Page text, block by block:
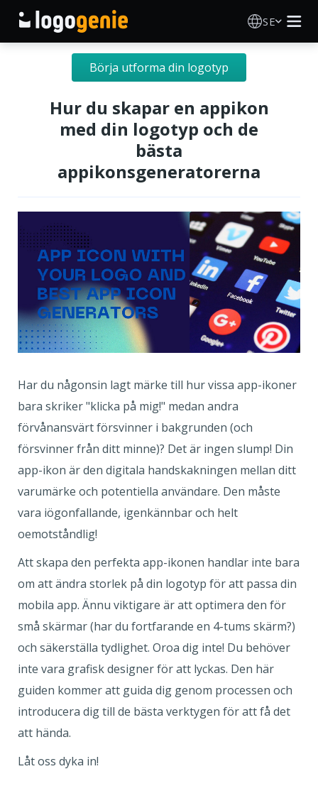
SE
Skapa Logotyp
AI logotypgenerator
Logotypidéer
Tryckta produkter
Blogg
LOGGA IN
Börja utforma din logotyp
Hur du skapar en appikon
med din logotyp och de
bästa
appikonsgeneratorerna
Har du någonsin lagt märke till hur vissa app-ikoner
bara skriker "klicka på mig!" medan andra
förvånansvärt försvinner i bakgrunden (och
försvinner från ditt minne)? Det är ingen slump! Din
app-ikon är den digitala handskakningen mellan ditt
varumärke och potentiella användare. Den måste
vara iögonfallande, igenkännbar och helt
oemotståndlig!
Att skapa den perfekta app-ikonen handlar inte bara
om att ändra storlek på din logotyp för att passa din
mobila app. Ännu viktigare är att optimera den för
små skärmar (har du fortfarande en 4-tums skärm?)
och säkerställa tydlighet. Oroa dig inte! Du behöver
inte vara grafisk designer för att lyckas. Den här
guiden kommer att guida dig genom processen och
introducera dig till de bästa verktygen för att få det
att hända.
Låt oss dyka in!